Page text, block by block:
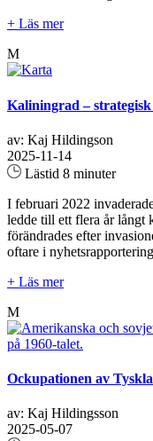
+ Läs mer
M
Kaliningrad –
av: Kaj Hildingson
2025-11-14
Lästid 8 minuter
I februari 2022
ledde till ett flera år långt
förändrades efter
oftare i
+ Läs mer
M
Ockupationen av
av: Kaj Hildingsson
2025-05-07